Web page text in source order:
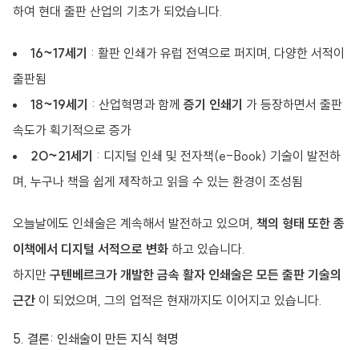
하여 현대 출판 산업의 기초가 되었습니다.
16~17세기 : 활판 인쇄가 유럽 전역으로 퍼지며, 다양한 서적이
출판됨
18~19세기 : 산업혁명과 함께 증기 인쇄기 가 등장하면서 출판
속도가 획기적으로 증가
20~21세기 : 디지털 인쇄 및 전자책(e-Book) 기술이 발전하
며, 누구나 책을 쉽게 제작하고 읽을 수 있는 환경이 조성됨
오늘날에도 인쇄술은 계속해서 발전하고 있으며, 책의 형태 또한 종
이책에서 디지털 서적으로 변화 하고 있습니다.
하지만 구텐베르크가 개발한 금속 활자 인쇄술은 모든 출판 기술의
근간 이 되었으며, 그의 업적은 현재까지도 이어지고 있습니다.
5. 결론: 인쇄술이 만든 지식 혁명